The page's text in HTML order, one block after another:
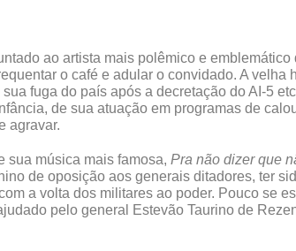
ao artista mais polêmico e
o café e adular o convidado. A velha
fuga do país após a decretação do AI-5
de sua atuação em programas de
agravar.
sua música mais famosa, Pra não dizer que
de oposição aos generais ditadores, ter
a volta dos militares ao poder. Pouco se
pelo general Estevão Taurino de